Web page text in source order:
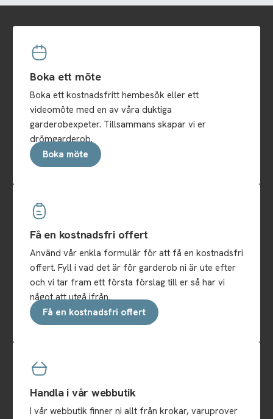
Boka ett möte
Boka ett kostnadsfritt hembesök eller ett
videomöte med en av våra duktiga
garderobexpeter. Tillsammans skapar vi er
drömgarderob.
Boka möte
Få en kostnadsfri offert
Använd vår enkla formulär för att få en kostnadsfri
offert. Fyll i vad det är för garderob ni är ute efter
och vi tar fram ett första förslag till er så har vi
något att utgå ifrån.
Få en kostnadsfri offert
Handla i vår webbutik
I vår webbutik finner ni allt från krokar, varuprover